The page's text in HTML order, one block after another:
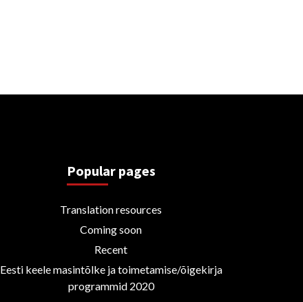
Popular pages
Translation resources
Coming soon
Recent
Eesti keele masintõlke ja toimetamise/õigekirja
programmid 2020